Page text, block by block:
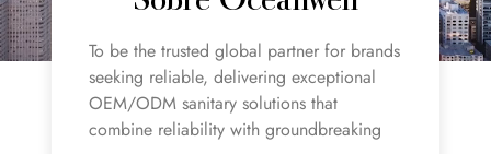
To be the trusted global partner for brands
seeking reliable, delivering exceptional
OEM/ODM sanitary solutions that
combine reliability with groundbreaking